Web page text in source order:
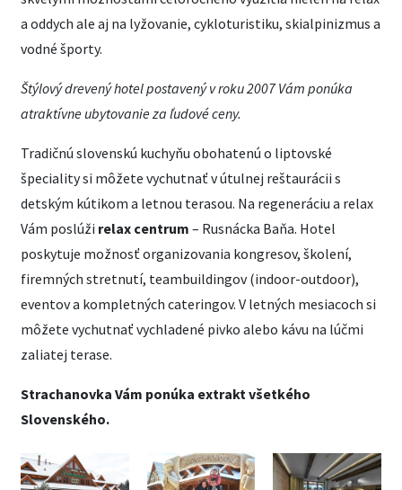
a oddych ale aj na lyžovanie, cykloturistiku, skialpinizmus a
vodné športy.
Štýlový drevený hotel postavený v roku 2007 Vám ponúka
atraktívne ubytovanie za ľudové ceny.
Tradičnú slovenskú kuchyňu obohatenú o liptovské
špeciality si môžete vychutnať v útulnej reštaurácii s
detským kútikom a letnou terasou. Na regeneráciu a relax
Vám poslúži relax centrum – Rusnácka Baňa. Hotel
poskytuje možnosť organizovania kongresov, školení,
firemných stretnutí, teambuildingov (indoor-outdoor),
eventov a kompletných cateringov. V letných mesiacoch si
môžete vychutnať vychladené pivko alebo kávu na lúčmi
zaliatej terase.
Strachanovka Vám ponúka extrakt všetkého
Slovenského.